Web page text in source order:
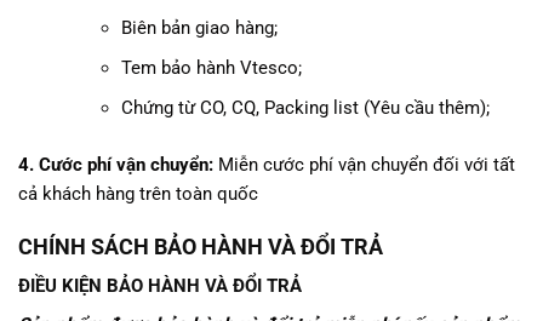
Biên bản giao hàng;
Tem bảo hành Vtesco;
Chứng từ CO, CQ, Packing list (Yêu cầu thêm);
4. Cước phí vận chuyển: Miễn cước phí vận chuyển đối với tất
cả khách hàng trên toàn quốc
CHÍNH SÁCH BẢO HÀNH VÀ ĐỔI TRẢ
ĐIỀU KIỆN BẢO HÀNH VÀ ĐỔI TRẢ